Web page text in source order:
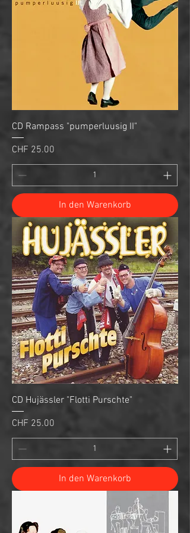
CD Rampass "pumperluusig II"
Preis
CHF 25.00
In den Warenkorb
CD Hujässler "Flotti Purschte"
Preis
CHF 25.00
In den Warenkorb